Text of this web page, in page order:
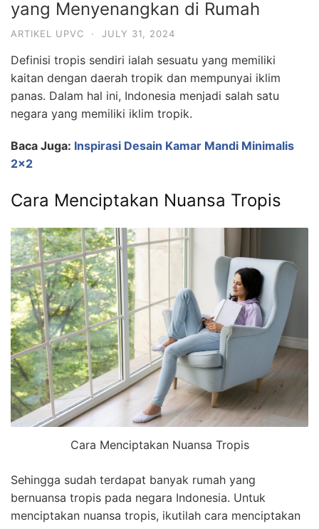
yang Menyenangkan di Rumah
ARTIKEL UPVC · JULY 31, 2024
Definisi tropis sendiri ialah sesuatu yang memiliki
kaitan dengan daerah tropik dan mempunyai iklim
panas. Dalam hal ini, Indonesia menjadi salah satu
negara yang memiliki iklim tropik.
Baca Juga: Inspirasi Desain Kamar Mandi Minimalis
2×2
Cara Menciptakan Nuansa Tropis
Cara Menciptakan Nuansa Tropis
Sehingga sudah terdapat banyak rumah yang
bernuansa tropis pada negara Indonesia. Untuk
menciptakan nuansa tropis, ikutilah cara menciptakan